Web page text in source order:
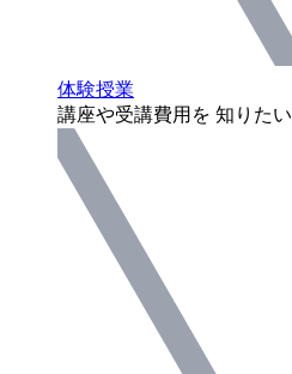
体験授業
講座や受講費用を 知りたい